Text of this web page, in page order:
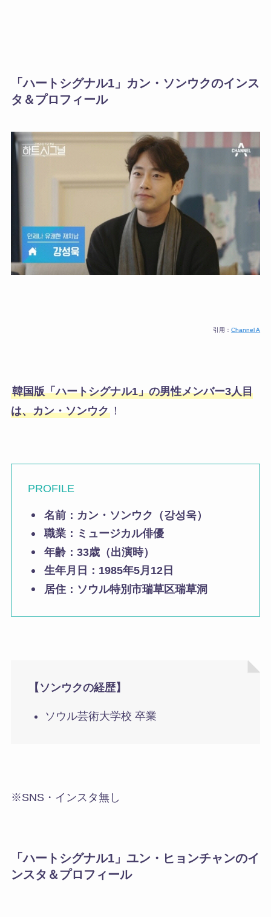
「ハートシグナル1」カン・ソンウクのインス
タ＆プロフィール
引用：Channel A
韓国版「ハートシグナル1」の男性メンバー3人目
は、カン・ソンウク！
PROFILE
名前：カン・ソンウク（강성욱）
職業：ミュージカル俳優
年齢：33歳（出演時）
生年月日：1985年5月12日
居住：ソウル特別市瑞草区瑞草洞
【ソンウクの経歴】
ソウル芸術大学校 卒業
※SNS・インスタ無し
「ハートシグナル1」ユン・ヒョンチャンのイ
ンスタ＆プロフィール